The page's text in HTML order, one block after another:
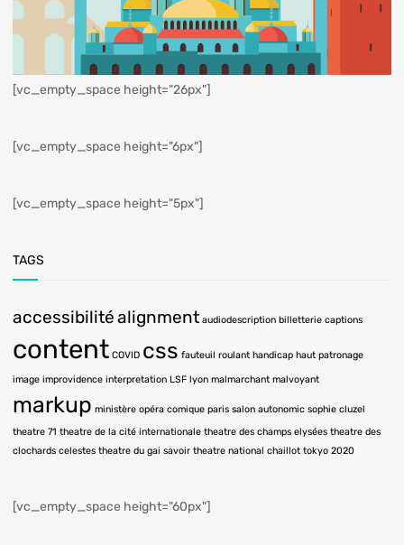
[vc_empty_space height="26px"]
[vc_empty_space height="6px"]
[vc_empty_space height="5px"]
TAGS
accessibilitéalignment audiodescription billetterie captions
content COVID css fauteuil roulant handicap haut patronage
image improvidence interpretation LSF lyon malmarchant malvoyant
markup ministère opéra comique paris salon autonomic sophie cluzel
theatre 71 theatre de la cité internationale theatre des champs elysées theatre des
clochards celestes theatre du gai savoir theatre national chaillot tokyo 2020
[vc_empty_space height="60px"]